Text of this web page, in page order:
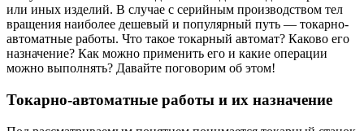
или иных изделий. В случае с серийным производством тел
вращения наиболее дешевый и популярный путь — токарно-
автоматные работы. Что такое токарный автомат? Каково его
назначение? Как можно применить его и какие операции
можно выполнять? Давайте поговорим об этом!
Токарно-автоматные работы и их назначение